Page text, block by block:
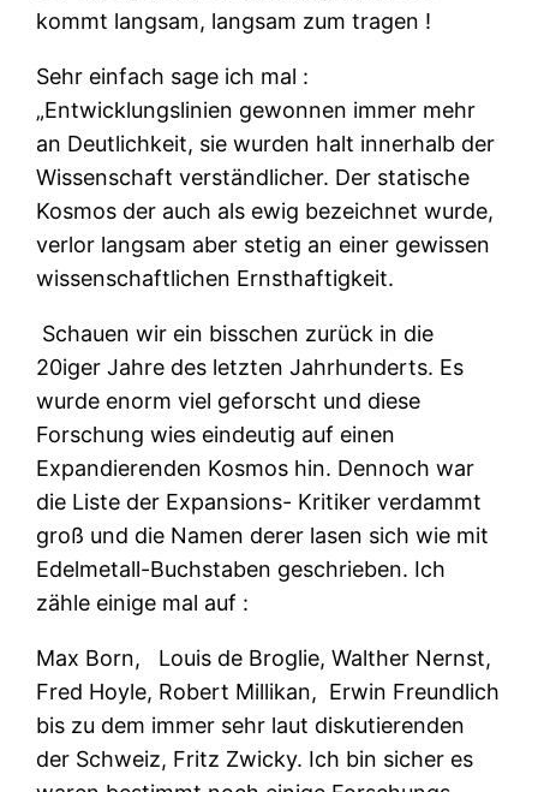
kommt langsam, langsam zum tragen !
Sehr einfach sage ich mal :
„Entwicklungslinien gewonnen immer mehr
an Deutlichkeit, sie wurden halt innerhalb der
Wissenschaft verständlicher. Der statische
Kosmos der auch als ewig bezeichnet wurde,
verlor langsam aber stetig an einer gewissen
wissenschaftlichen Ernsthaftigkeit.
Schauen wir ein bisschen zurück in die
20iger Jahre des letzten Jahrhunderts. Es
wurde enorm viel geforscht und diese
Forschung wies eindeutig auf einen
Expandierenden Kosmos hin. Dennoch war
die Liste der Expansions- Kritiker verdammt
groß und die Namen derer lasen sich wie mit
Edelmetall-Buchstaben geschrieben. Ich
zähle einige mal auf :
Max Born,
Louis de Broglie, Walther Nernst,
Fred Hoyle, Robert Millikan, Erwin Freundlich
bis zu dem immer sehr laut diskutierenden
der Schweiz, Fritz Zwicky. Ich bin sicher es